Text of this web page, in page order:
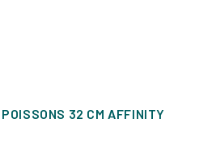
32 CM AFFINITY